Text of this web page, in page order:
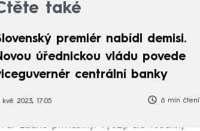
také
premiér nabídl demisi.
úřednickou vládu povede
centrální banky
kvě 2023, 17:05 6 min čtení
žádné přívlastky. Využiji ale všechny